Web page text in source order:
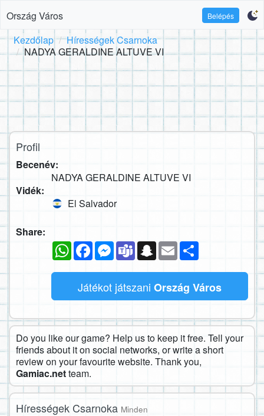
Ország Város Belépés
Kezdőlap
Hírességek Csarnoka
NADYA GERALDINE ALTUVE VI
Profil
Becenév:
NADYA GERALDINE ALTUVE VI
Vidék:
El Salvador
Share:
WhatsAppFacebookMessenger
TeamsSnapchat
Email
Játékot játszani Ország Város
Do you like our game? Help us to keep it free. Tell your
friends about it on social networks, or write a short
review on your favourite website. Thank you,
Gamiac.netteam.
Hírességek Csarnoka Minden